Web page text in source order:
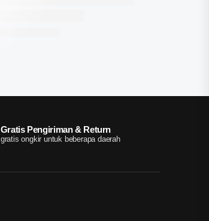
Gratis Pengiriman & Return
gratis ongkir untuk beberapa daerah